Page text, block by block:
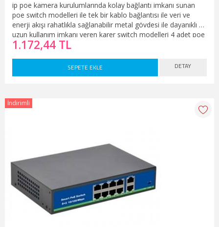
ip poe kamera kurulumlarında kolay bağlantı imkanı sunan
poe switch modelleri ile tek bir kablo bağlantısı ile veri ve
enerji akışı rahatlıkla sağlanabilir metal gövdesi ile dayanıklı ve
uzun kullanım imkanı veren karer switch modelleri 4 adet poe
portunun yanında 2adet de uplink portuna sahiptir bu sayede
çok rahat bir şekilde yapılabilir.
1.172,44 TL
SEPETE EKLE DETAY
İndirimli